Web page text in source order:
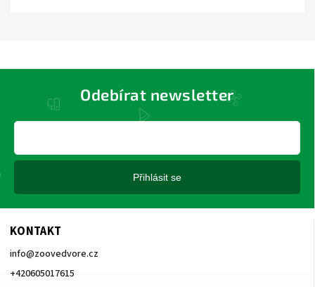
KONTAKT
info@zoovedvore.cz
+420605017615
Odebírat newsletter
Přihlásit se